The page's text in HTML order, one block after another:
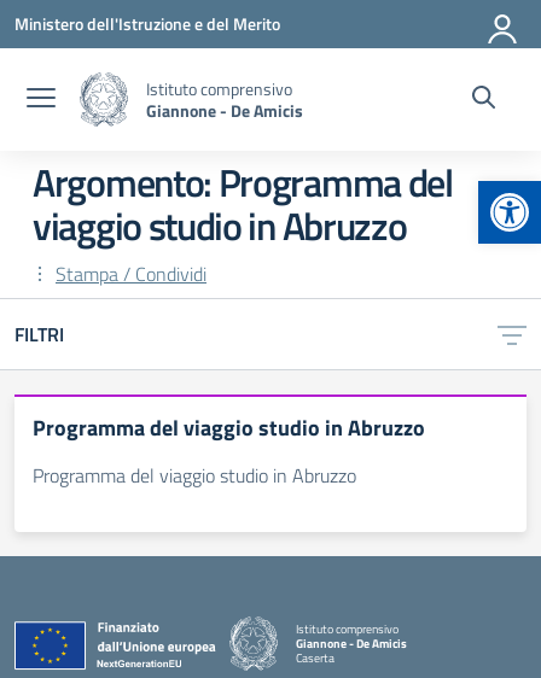
Vai ai contenuti
Vai al menu di navigazione
Vai al footer
Ministero dell'Istruzione e del Merito
Istituto comprensivo
Giannone - De Amicis
Argomento: Programma del
viaggio studio in Abruzzo
Stampa / Condividi
FILTRI
Programma del viaggio studio in Abruzzo
Programma del viaggio studio in Abruzzo
Istituto comprensivo
Giannone - De Amicis
Caserta